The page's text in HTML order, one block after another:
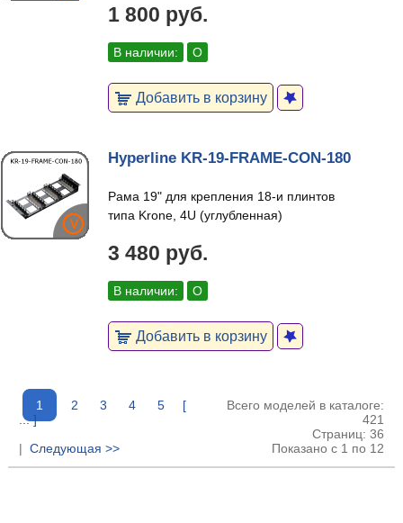
1 800 руб.
В наличии: О
Добавить в корзину
Hyperline KR-19-FRAME-CON-180
Рама 19" для крепления 18-и плинтов
типа Krone, 4U (углубленная)
3 480 руб.
В наличии: О
Добавить в корзину
1 2 3 4 5
[
... ]
| Следующая >>
Всего моделей в каталоге:
421
Страниц: 36
Показано с 1 по 12